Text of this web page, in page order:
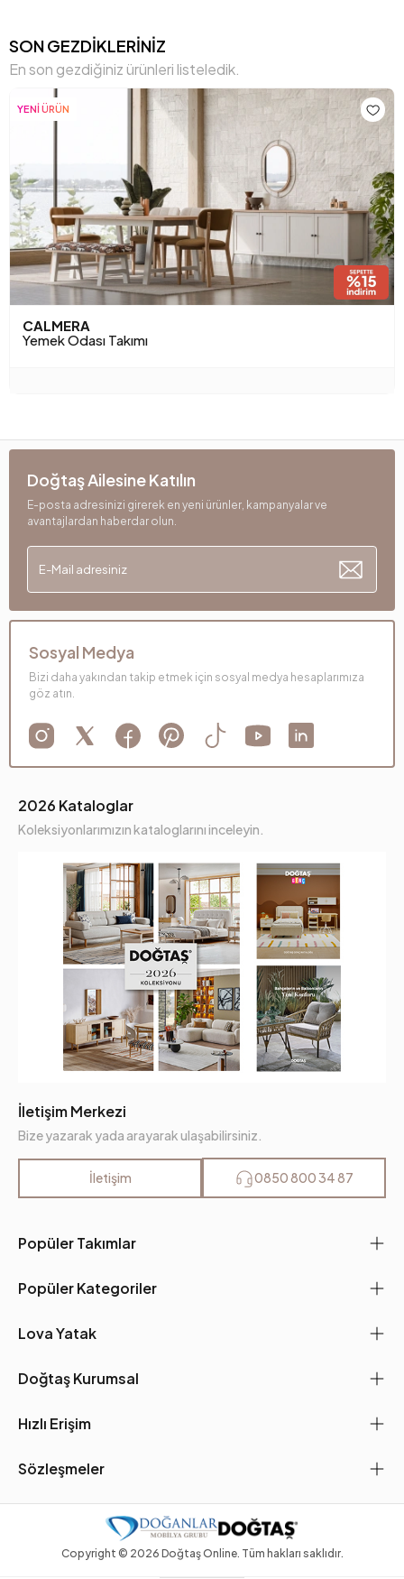
SON GEZDİKLERİNİZ
En son gezdiğiniz ürünleri listeledik.
YENİ ÜRÜN
CALMERA
Yemek Odası Takımı
Popüler Takımlar
Popüler Kategoriler
Lova Yatak
Doğtaş Kurumsal
Hızlı Erişim
Sözleşmeler
2026 Kataloglar
Koleksiyonlarımızın kataloglarını inceleyin.
İletişim Merkezi
Bize yazarak yada arayarak ulaşabilirsiniz.
İletişim 0850 800 34 87
Doğtaş Ailesine Katılın
E-posta adresinizi girerek en yeni ürünler, kampanyalar ve
avantajlardan haberdar olun.
Sosyal Medya
Bizi daha yakından takip etmek için sosyal medya hesaplarımıza
göz atın.
Copyright © 2026 Doğtaş Online. Tüm hakları saklıdır.